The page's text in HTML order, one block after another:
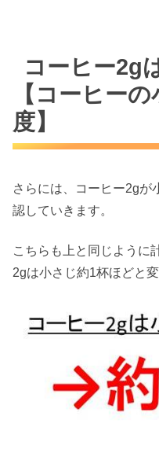
コーヒー2g
【コーヒー
度】
さらには、コーヒー2gが
認していきます。
こちらも上と同じように
2gは小さじ約1杯ほどと変